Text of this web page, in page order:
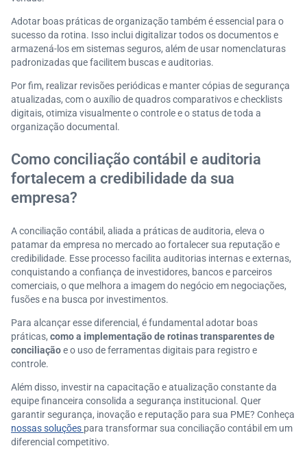
Adotar boas práticas de organização também é essencial para o
sucesso da rotina. Isso inclui digitalizar todos os documentos e
armazená-los em sistemas seguros, além de usar nomenclaturas
padronizadas que facilitem buscas e auditorias.
Por fim, realizar revisões periódicas e manter cópias de segurança
atualizadas, com o auxílio de quadros comparativos e checklists
digitais, otimiza visualmente o controle e o status de toda a
organização documental.
Como conciliação contábil e auditoria
fortalecem a credibilidade da sua
empresa?
A conciliação contábil, aliada a práticas de auditoria, eleva o
patamar da empresa no mercado ao fortalecer sua reputação e
credibilidade. Esse processo facilita auditorias internas e externas,
conquistando a confiança de investidores, bancos e parceiros
comerciais, o que melhora a imagem do negócio em negociações,
fusões e na busca por investimentos.
Para alcançar esse diferencial, é fundamental adotar boas
práticas, como a implementação de rotinas transparentes de
conciliaçãoe o uso de ferramentas digitais para registro e
controle.
Além disso, investir na capacitação e atualização constante da
equipe financeira consolida a segurança institucional. Quer
garantir segurança, inovação e reputação para sua PME? Conheça
nossas soluções para transformar sua conciliação contábil em um
diferencial competitivo.